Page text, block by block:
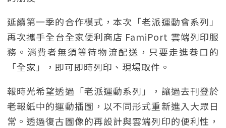
延續第一季的合作模式，本次「老派運動會系列」
再次攜手全台全家便利商店 FamiPort 雲端列印服
務。消費者無須等待物流配送，只要走進巷口的
「全家」，即可即時列印、現場取件。
報時光希望透過「老派運動系列」，讓過去刊登於
老報紙中的運動插圖，以不同形式重新進入大眾日
常。透過復古圖像的再設計與雲端列印的便利性，